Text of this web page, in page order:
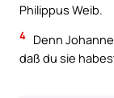
Philippus Weib.
4 Denn
daß du sie